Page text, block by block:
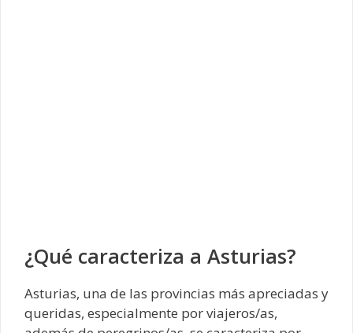
¿Qué caracteriza a Asturias?
Asturias, una de las provincias más apreciadas y
queridas, especialmente por viajeros/as,